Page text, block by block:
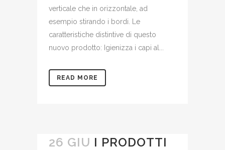
verticale che in orizzontale, ad
esempio stirando i bordi. Le
caratteristiche distintive di questo
nuovo prodotto: Igienizza i capi al...
READ MORE
26 GIU I PRODOTTI